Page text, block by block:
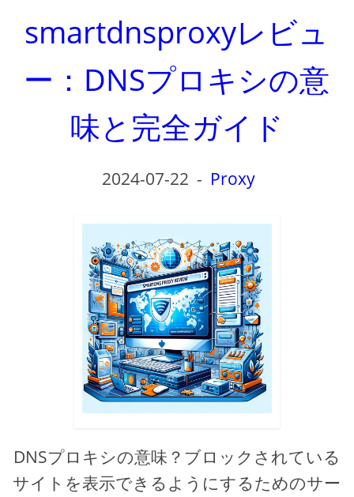
smartdnsproxyレビュ
ー：DNSプロキシの意
味と完全ガイド
2024-07-22 - Proxy
DNSプロキシの意味？ブロックされている
サイトを表示できるようにするためのサー